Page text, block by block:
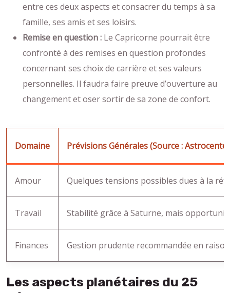
entre ces deux aspects et consacrer du temps à sa
famille, ses amis et ses loisirs.
Remise en question : Le Capricorne pourrait être
confronté à des remises en question profondes
concernant ses choix de carrière et ses valeurs
personnelles. Il faudra faire preuve d’ouverture au
changement et oser sortir de sa zone de confort.
Domaine Prévisions Générales (Source :
Amour Quelques tensions possibles dues à la
Travail Stabilité grâce à Saturne, mais
Finances Gestion prudente recommandée en
Les aspects planétaires du 25